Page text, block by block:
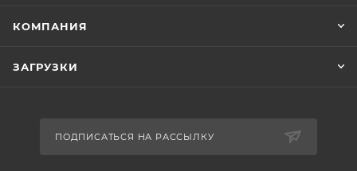
КОМПАНИЯ
ЗАГРУЗКИ
ПОДПИСАТЬСЯ НА РАССЫЛКУ